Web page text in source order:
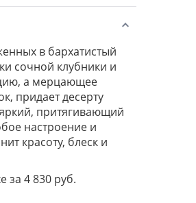
в бархатистый
сочной клубники и
а мерцающее
придает десерту
притягивающий
настроение и
красоту, блеск и
за 4 830 руб.